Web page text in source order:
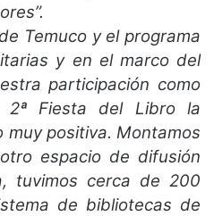
Temuco y el programa
y en el marco del
participación como
2ª Fiesta del Libro la
muy positiva. Montamos
espacio de difusión
tuvimos cerca de 200
de bibliotecas de